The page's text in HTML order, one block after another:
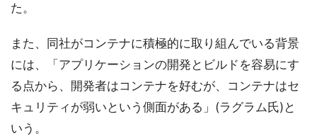
た。
また、同社がコンテナに積極的に取り組んでいる背景
には、「アプリケーションの開発とビルドを容易にす
る点から、開発者はコンテナを好むが、コンテナはセ
キュリティが弱いという側面がある」(ラグラム氏)と
いう。